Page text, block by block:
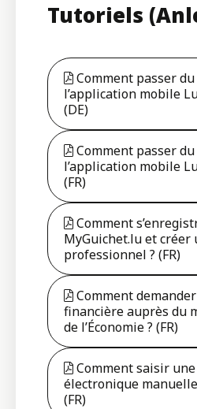
Tutoriels
Comment passer
l’application mobile
(DE)
Comment passer
l’application mobile
(FR)
Comment
MyGuichet.lu et créer
professionnel ? (FR)
Comment
financière auprès du
de l’Économie ? (FR)
Comment saisir
électronique
(FR)